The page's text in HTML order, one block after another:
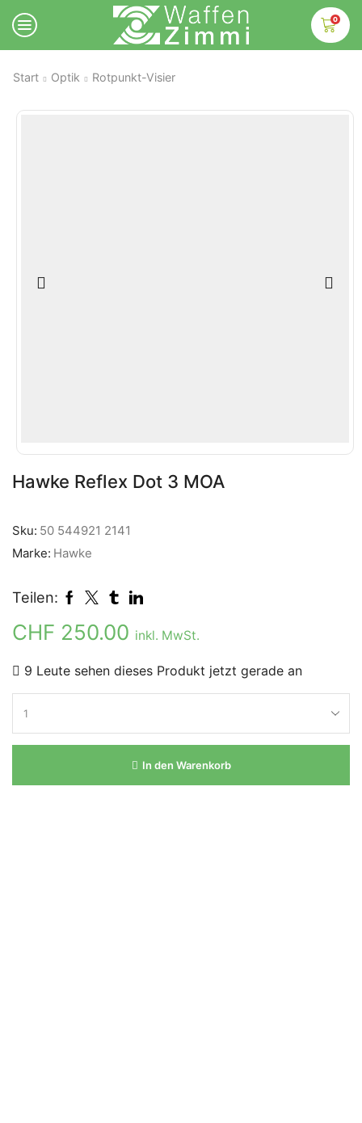
0
Start Optik Rotpunkt-Visier
Hawke Reflex Dot 3 MOA
Sku: 50 544921 2141
Marke: Hawke
Teilen:
CHF 250.00 inkl. MwSt.
9 Leute sehen dieses Produkt jetzt gerade an
In den Warenkorb